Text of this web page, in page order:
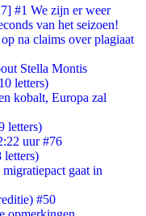
#1 We zijn er weer
van het seizoen!
na claims over plagiaat
Stella Montis
letters)
kobalt, Europa zal
letters)
uur #76
letters)
gaat in
#50